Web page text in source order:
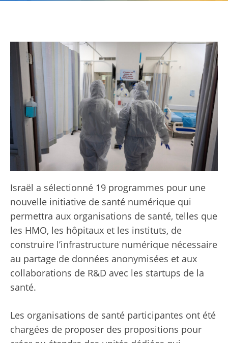
Israël a sélectionné 19 programmes pour une
nouvelle initiative de santé numérique qui
permettra aux organisations de santé, telles que
les HMO, les hôpitaux et les instituts, de
construire l’infrastructure numérique nécessaire
au partage de données anonymisées et aux
collaborations de R&D avec les startups de la
santé.
Les organisations de santé participantes ont été
chargées de proposer des propositions pour